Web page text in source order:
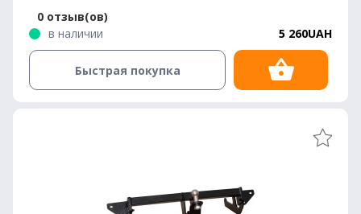
0 отзыв(ов)
в наличии
5 260UAH
Быстрая покупка